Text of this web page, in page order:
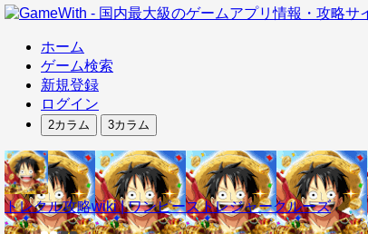
ホーム
ゲーム検索
新規登録
ログイン
2カラム 3カラム
トレクル攻略wiki | ワンピーストレジャークルーズ